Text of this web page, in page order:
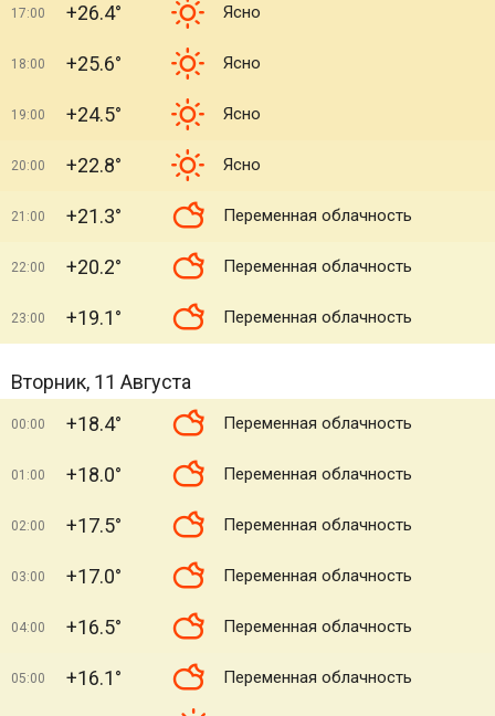
17:00 +26.4° Ясно
18:00 +25.6° Ясно
19:00 +24.5° Ясно
20:00 +22.8° Ясно
21:00 +21.3° Переменная облачность
22:00 +20.2° Переменная облачность
23:00 +19.1° Переменная облачность
Вторник, 11 Августа
00:00 +18.4° Переменная облачность
01:00 +18.0° Переменная облачность
02:00 +17.5° Переменная облачность
03:00 +17.0° Переменная облачность
04:00 +16.5° Переменная облачность
05:00 +16.1° Переменная облачность